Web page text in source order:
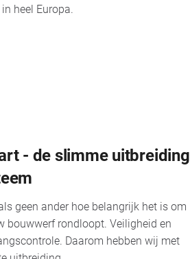
heel Europa.
- de slimme uitbreiding
geen ander hoe belangrijk het is om
bouwwerf rondloopt. Veiligheid en
Daarom hebben wij met